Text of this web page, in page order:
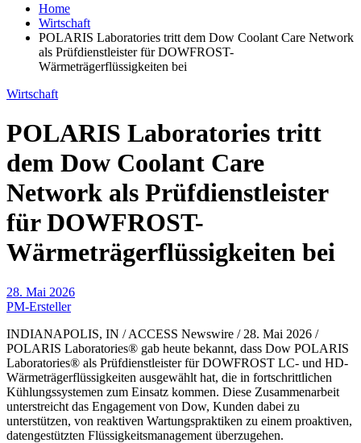
Home
Wirtschaft
POLARIS Laboratories tritt dem Dow Coolant Care Network
als Prüfdienstleister für DOWFROST-
Wärmeträgerflüssigkeiten bei
Wirtschaft
POLARIS Laboratories tritt
dem Dow Coolant Care
Network als Prüfdienstleister
für DOWFROST-
Wärmeträgerflüssigkeiten bei
28. Mai 2026
PM-Ersteller
INDIANAPOLIS, IN / ACCESS Newswire / 28. Mai 2026 /
POLARIS Laboratories® gab heute bekannt, dass Dow POLARIS
Laboratories® als Prüfdienstleister für DOWFROST LC- und HD-
Wärmeträgerflüssigkeiten ausgewählt hat, die in fortschrittlichen
Kühlungssystemen zum Einsatz kommen. Diese Zusammenarbeit
unterstreicht das Engagement von Dow, Kunden dabei zu
unterstützen, von reaktiven Wartungspraktiken zu einem proaktiven,
datengestützten Flüssigkeitsmanagement überzugehen.